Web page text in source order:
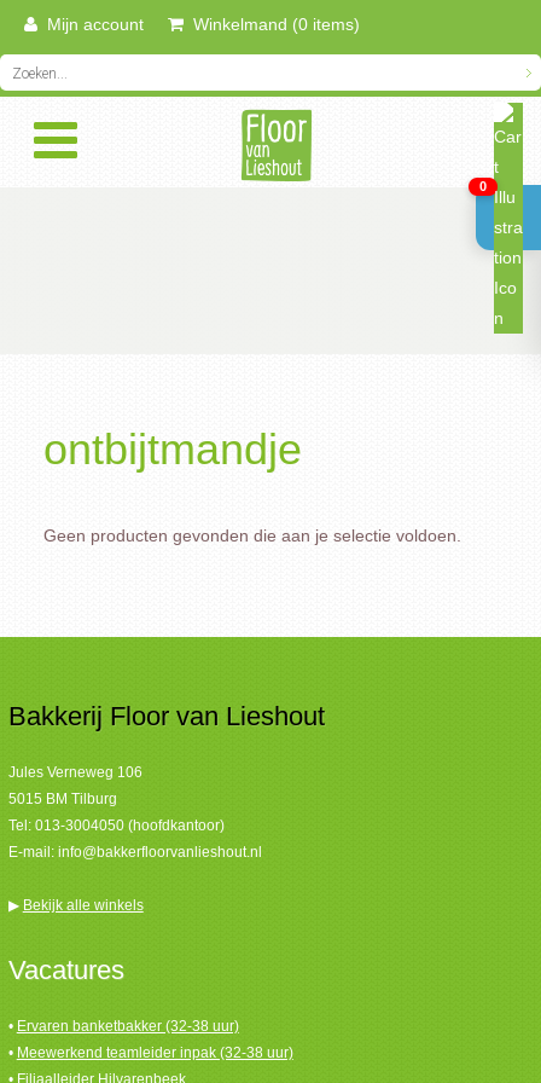
Mijn account Winkelmand (0 items)
ontbijtmandje
Geen producten gevonden die aan je selectie voldoen.
Bakkerij Floor van Lieshout
Jules Verneweg 106
5015 BM Tilburg
Tel: 013-3004050 (hoofdkantoor)
E-mail: info@bakkerfloorvanlieshout.nl
▶ Bekijk alle winkels
Vacatures
• Ervaren banketbakker (32-38 uur)
• Meewerkend teamleider inpak (32-38 uur)
0